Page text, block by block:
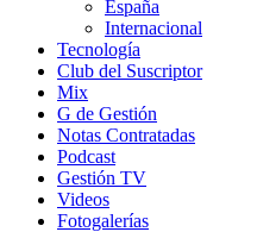
España
Internacional
Tecnología
Club del Suscriptor
Mix
G de Gestión
Notas Contratadas
Podcast
Gestión TV
Videos
Fotogalerías